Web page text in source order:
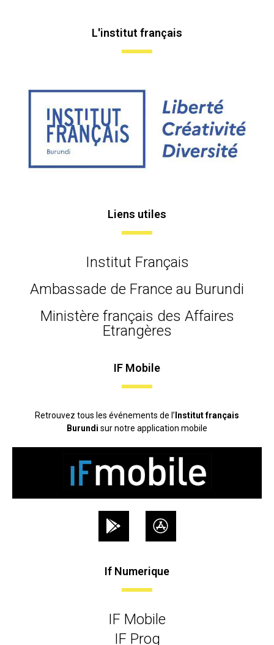
L'institut français
Liens utiles
Institut Français
Ambassade de France au Burundi
Ministère français des Affaires
Etrangères
IF Mobile
Retrouvez tous les événements de l’ Institut français
Burundi sur notre application mobile
If Numerique
IF Mobile
IF Prog